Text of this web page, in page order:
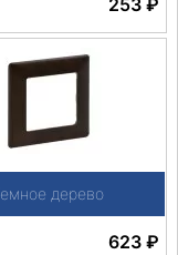
Темное дерево
623 ₽